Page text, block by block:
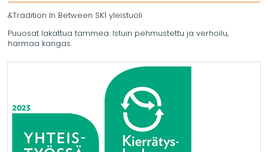
&Tradition In Between SK1 yleistuoli
Puuosat lakattua tammea. Istuin pehmustettu ja verhoilu,
harmaa kangas.